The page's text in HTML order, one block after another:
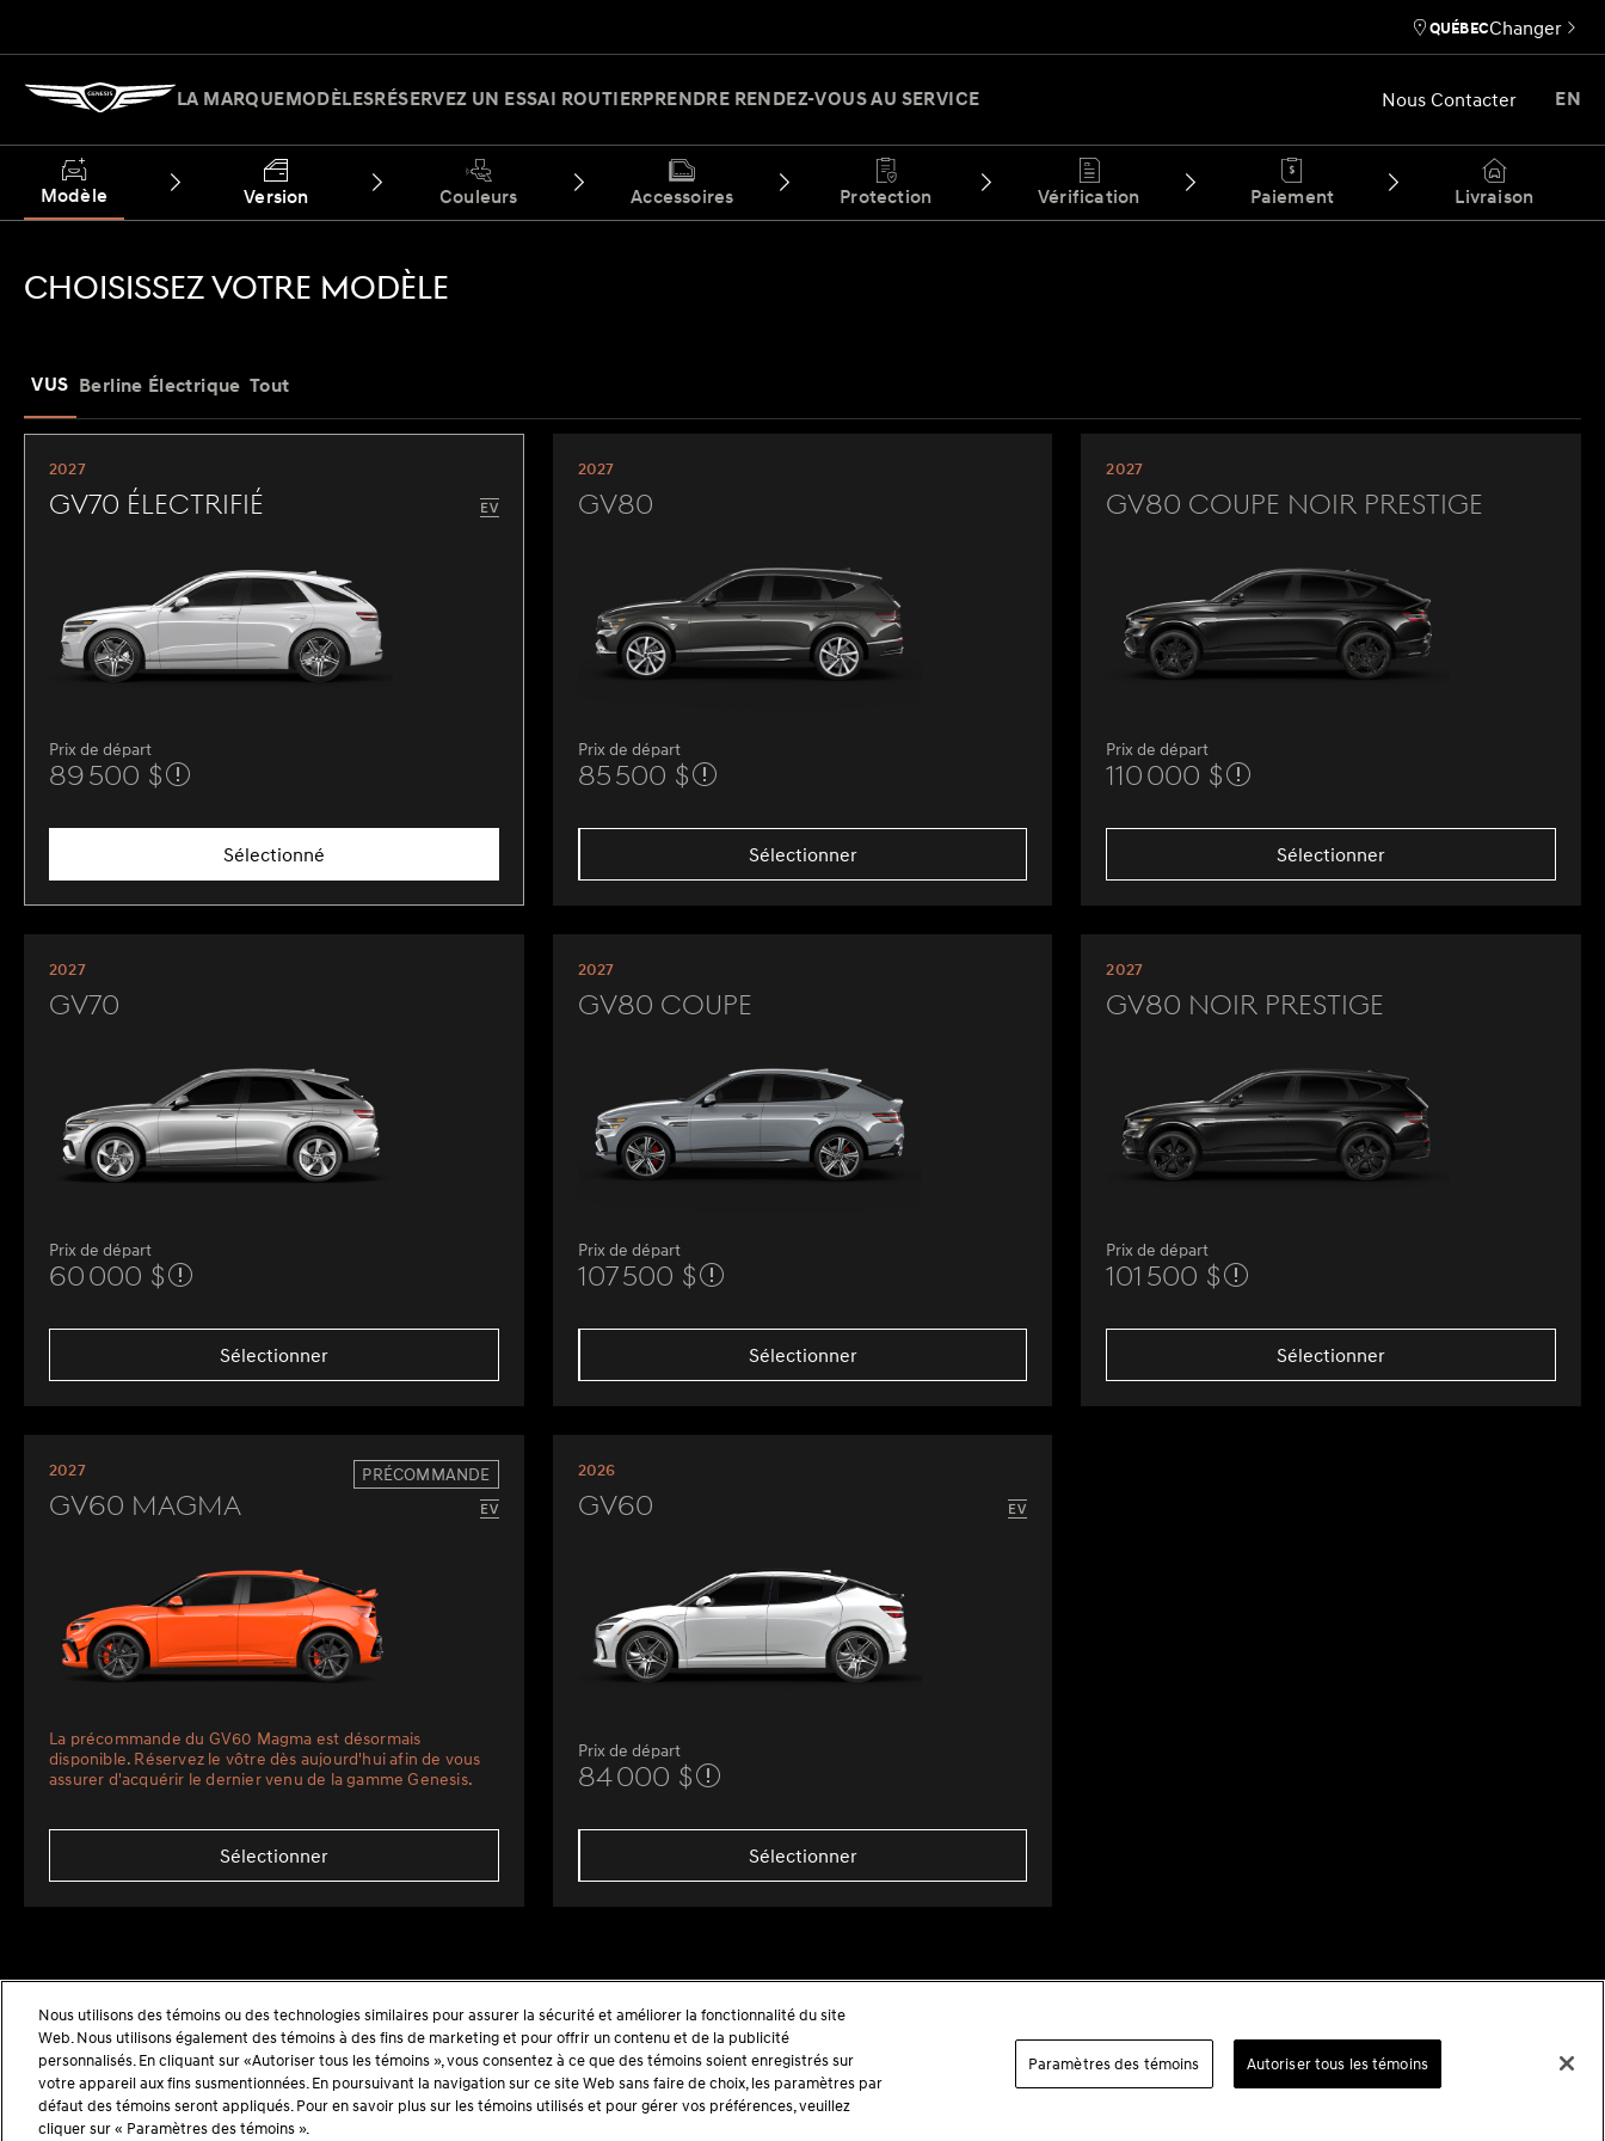
LA MARQUEMODÈLESRÉSERVEZ UN ESSAI ROUTIERPRENDRE RENDEZ-VOUS AU SERVICE Nous Contacter EN
QUÉBECChanger
Modèle Version Couleurs Accessoires Protection Vérification Paiement Livraison
CHOISISSEZ VOTRE MODÈLE
VUS Berline Électrique Tout
2027
GV70 Électrifié
Prix de départ
89 500 $
Sélectionné
2027
GV80
Prix de départ
85 500 $
Sélectionner
2027
GV80 Coupe Noir Prestige
Prix de départ
110 000 $
Sélectionner
2027
GV70
Prix de départ
60 000 $
Sélectionner
2027
GV80 Coupe
Prix de départ
107 500 $
Sélectionner
2027
GV80 Noir Prestige
Prix de départ
101 500 $
Sélectionner
2027 PRÉCOMMANDE
GV60 Magma
La précommande du GV60 Magma est désormais
disponible. Réservez le vôtre dès aujourd'hui afin de vous
assurer d'acquérir le dernier venu de la gamme Genesis.
Sélectionner
2026
GV60
Prix de départ
84 000 $
Sélectionner
Nous utilisons des témoins ou des technologies similaires pour assurer la sécurité et améliorer la fonctionnalité du site
Web. Nous utilisons également des témoins à des fins de marketing et pour offrir un contenu et de la publicité
personnalisés. En cliquant sur «Autoriser tous les témoins », vous consentez à ce que des témoins soient enregistrés sur
votre appareil aux fins susmentionnées. En poursuivant la navigation sur ce site Web sans faire de choix, les paramètres par
défaut des témoins seront appliqués. Pour en savoir plus sur les témoins utilisés et pour gérer vos préférences, veuillez
cliquer sur « Paramètres des témoins ».
Paramètres des témoins Autoriser tous les témoins